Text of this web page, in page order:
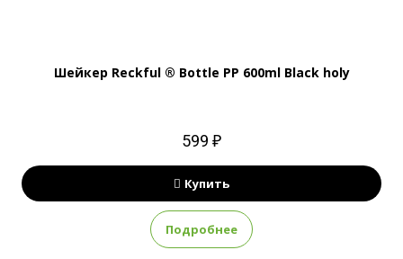
Шейкер Reckful ® Bottle PP 600ml Black holy
599 ₽
Купить
Подробнее